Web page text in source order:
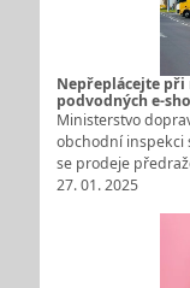
Nepřeplácejte při
podvodných e-
Ministerstvo
obchodní inspekci
se prodeje
27. 01. 2025